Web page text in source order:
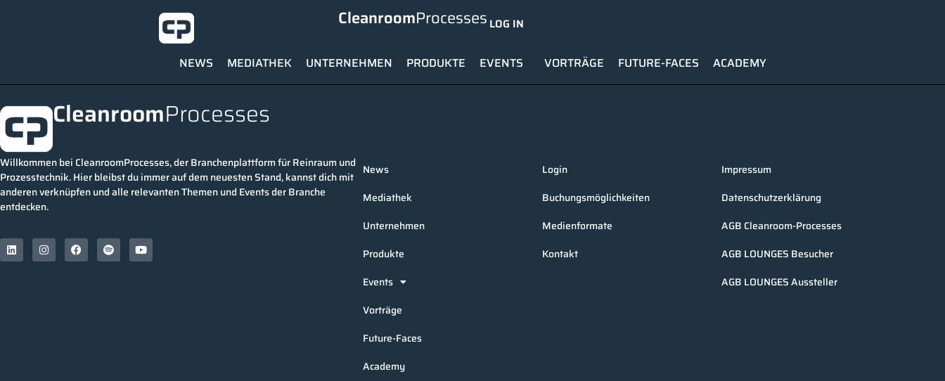
CleanroomProcesses LOG IN
NEWS MEDIATHEK UNTERNEHMEN PRODUKTE EVENTS VORTRÄGE FUTURE-FACES ACADEMY
CleanroomProcesses
Willkommen bei CleanroomProcesses, der Branchenplattform für Reinraum und
Prozesstechnik. Hier bleibst du immer auf dem neuesten Stand, kannst dich mit
anderen verknüpfen und alle relevanten Themen und Events der Branche
entdecken.
News
Mediathek
Unternehmen
Produkte
Events
Vorträge
Future-Faces
Academy
Login
Buchungsmöglichkeiten
Medienformate
Kontakt
Impressum
Datenschutzerklärung
AGB Cleanroom-Processes
AGB LOUNGES Besucher
AGB LOUNGES Aussteller